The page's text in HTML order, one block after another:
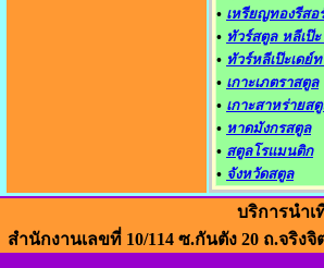
• เหรียญทองรีสอ
• ทัวร์สตูล หลีเป๊
• ทัวร์หลีเป๊ะเดย์
• เกาะเภตราสตูล
• เกาะสาหร่ายส
• หาดมังกรสตูล
• สตูลโรแมนติก
• จังหวัดสตูล
บริการนำเ
สำนักงานเลขที่ 10/114 ซ.กันตัง 20 ถ.จริงจิ